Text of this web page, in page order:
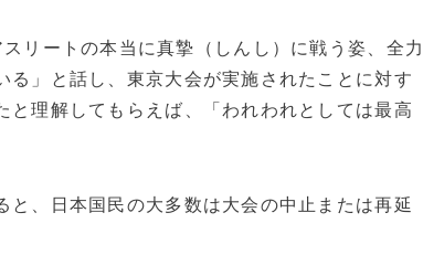
スリートの本当に真摯（しんし）に戦う姿、全
」と話し、東京大会が実施されたことに対す
理解してもらえば、「われわれとしては最高
、日本国民の大多数は大会の中止または再延